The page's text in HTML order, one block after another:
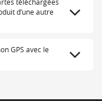
téléchargées
d’une autre
GPS avec le